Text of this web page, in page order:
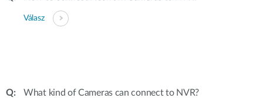
Válasz
What kind of Cameras can connect to NVR?